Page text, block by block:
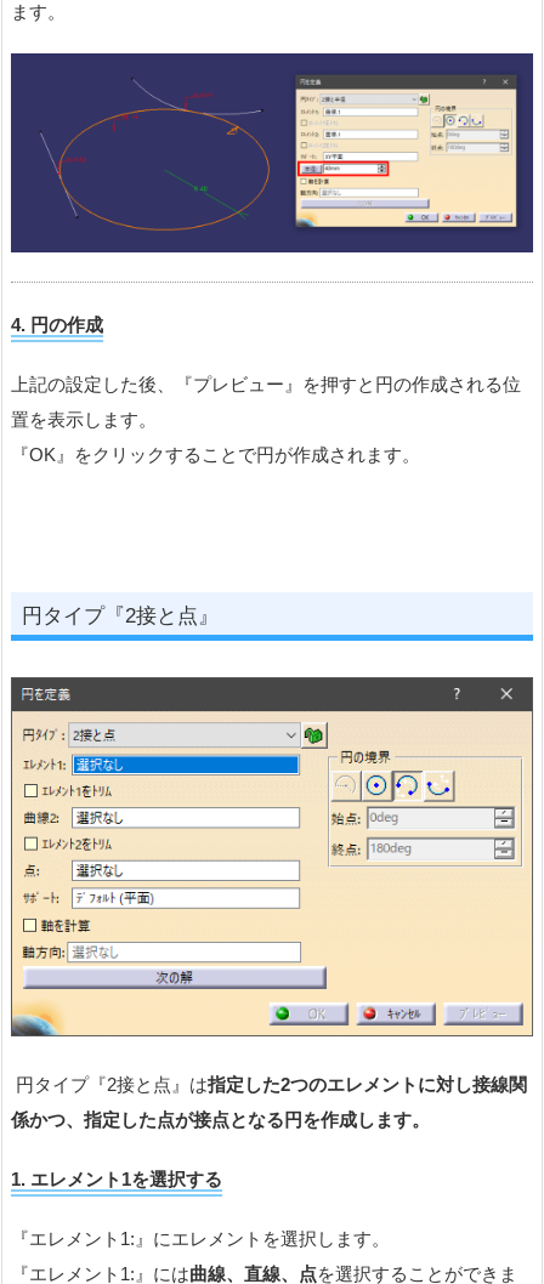
ます。
4. 円の作成
上記の設定した後、『プレビュー』を押すと円の作成される位
置を表示します。
『OK』をクリックすることで円が作成されます。
円タイプ『2接と点』
円タイプ『2接と点』は指定した2つのエレメントに対し接線関
係かつ、指定した点が接点となる円を作成します。
1. エレメント 1を選択する
『エレメント1:』にエレメントを選択します。
『エレメント1:』には曲線、直線、点を選択することができま